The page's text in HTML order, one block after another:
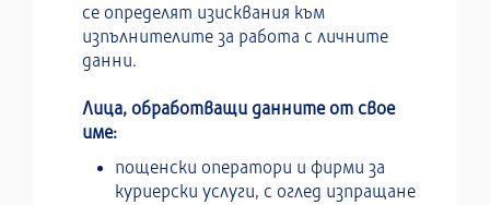
се определят изисквания към
изпълнителите за работа с личните
данни.
Лица, обработващи данните от свое
име:
пощенски оператори и фирми за
куриерски услуги, с оглед изпращане